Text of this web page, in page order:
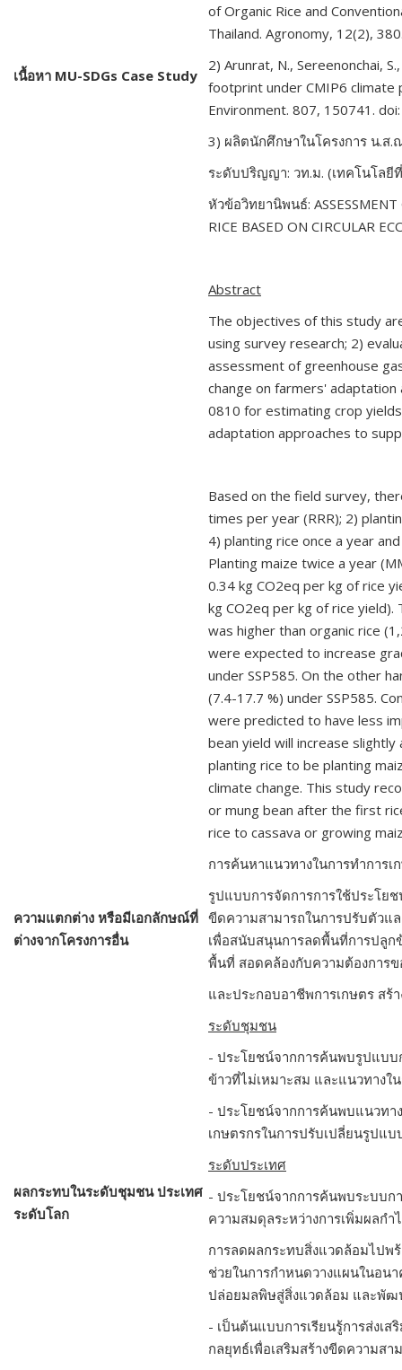
เนื้อหา MU-SDGs Case Study
of Organic Rice and
Thailand. Agronomy, 12(2),
2) Arunrat, N., Sereenonchai,
footprint under CMIP6 climate
Environment. 807, 150741.
3) ผลิตนักศึกษาในโครงการ น.ส
ระดับปริญญา: วท.ม. (เทคโนโลยี
หัวข้อวิทยานิพนธ์: ASSESSMENT
RICE BASED ON CIRCULAR
Abstract
The objectives of this study
using survey research; 2)
assessment of greenhouse
change on farmers'
0810 for estimating crop
adaptation approaches to
Based on the field survey,
times per year (RRR); 2)
4) planting rice once a year
Planting maize twice a year
0.34 kg CO2eq per kg of rice
kg CO2eq per kg of rice
was higher than organic rice (
were expected to increase
under SSP585. On the other
(7.4-17.7 %) under SSP585.
were predicted to have less
bean yield will increase
planting rice to be planting
climate change. This study
or mung bean after the first
rice to cassava or growing
ความแตกต่าง หรือมีเอกลักษณ์ที่
ต่างจากโครงการอื่น
การค้นหาแนวทางในการทำการ
รูปแบบการจัดการการใช้ประโย
ขีดความสามารถในการปรับตัวแ
เพื่อสนับสนุนการลดพื้นที่การปลูก
พื้นที่ สอดคล้องกับความต้องการ
และประกอบอาชีพการเกษตร ส
ผลกระทบในระดับชุมชน ประเทศ
ระดับโลก
ระดับชุมชน
- ประโยชน์จากการค้นพบรูปแบ
ข้าวที่ไม่เหมาะสม และแนวทางใ
- ประโยชน์จากการค้นพบแนวทา
เกษตรกรในการปรับเปลี่ยนรูปแ
ระดับประเทศ
- ประโยชน์จากการค้นพบระบบ
ความสมดุลระหว่างการเพิ่มผลก
การลดผลกระทบสิ่งแวดล้อมไป
ช่วยในการกำหนดวางแผนในอน
ปล่อยมลพิษสู่สิ่งแวดล้อม และพัฒ
- เป็นต้นแบบการเรียนรู้การส่งเ
กลยุทธ์เพื่อเสริมสร้างขีดความส